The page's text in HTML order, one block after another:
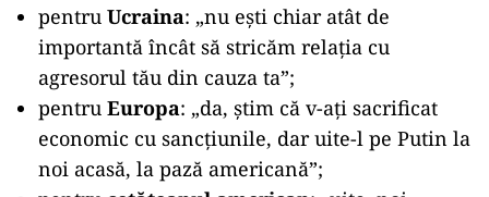
pentru Ucraina: „nu ești chiar atât de
importantă încât să stricăm relația cu
agresorul tău din cauza ta”;
pentru Europa: „da, știm că v-ați sacrificat
economic cu sancțiunile, dar uite-l pe Putin la
noi acasă, la pază americană”;